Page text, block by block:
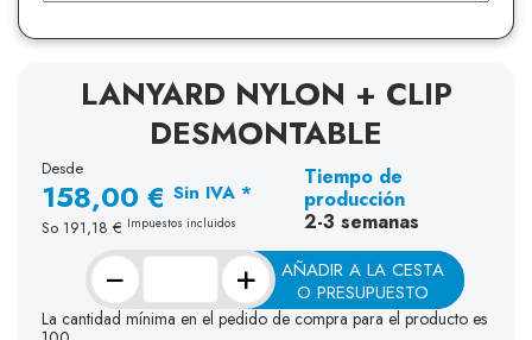
LANYARD NYLON + CLIP
DESMONTABLE
Desde
158,00 € Sin IVA *
So 191,18 € Impuestos incluidos
Tiempo de
producción
2-3 semanas
− +
AÑADIR A LA CESTA
O PRESUPUESTO
La cantidad mínima en el pedido de compra para el producto es